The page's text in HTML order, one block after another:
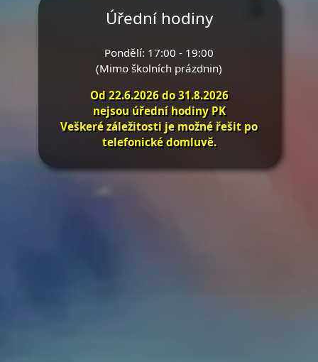
Úřední hodiny
Pondělí: 17:00 - 19:00
(Mimo školních prázdnin)
Od 22.6.2026 do 31.8.2026
nejsou úřední hodiny PK
Veškeré záležitosti je možné řešit po
telefonické domluvě.